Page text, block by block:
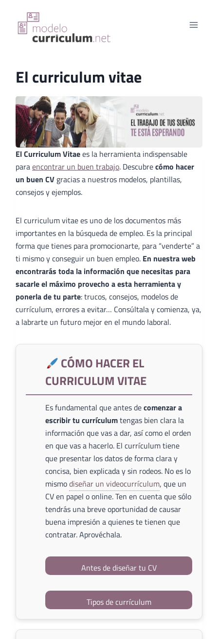
contenido
El curriculum vitae
El Curriculum Vitaees la herramienta indispensable
paraencontrar un buen trabajo. Descubrecómo hacer
un buen CV gracias a nuestros modelos, plantillas,
consejos y ejemplos.
El curriculum vitae es uno de los documentos más
importantes en la búsqueda de empleo. Es la principal
forma que tienes para promocionarte, para “venderte” a
ti mismo y conseguir un buen empleo. En nuestra web
encontrarás toda la información que necesitas para
sacarle el máximo provecho a esta herramienta y
ponerla de tu parte: trucos, consejos, modelos de
currículum, errores a evitar… Consúltala y comienza, ya,
a labrarte un futuro mejor en el mundo laboral.
CÓMO HACER EL
CURRICULUM VITAE
Es fundamental que antes decomenzar a
escribir tu currículumtengas bien clara la
información que vas a dar, así como el orden
en que vas a hacerlo. El currículum tiene
que presentar los datos de forma clara y
concisa, bien explicada y sin rodeos. No es lo
mismodiseñar un videocurrículum, que un
CV en papel o online. Ten en cuenta que sólo
tendrás una breve oportunidad de causar
buena impresión a quienes te tienen que
contratar. Aprovéchala.
Antes de diseñar tu CV
Tipos de currículum